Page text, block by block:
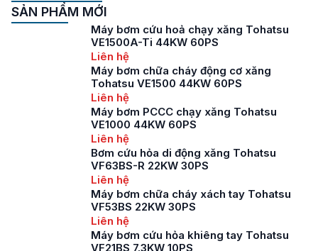
SẢN PHẨM MỚI
Máy bơm cứu hoả chạy xăng Tohatsu
VE1500A-Ti 44KW 60PS
Liên hệ
Máy bơm chữa cháy động cơ xăng
Tohatsu VE1500 44KW 60PS
Liên hệ
Máy bơm PCCC chạy xăng Tohatsu
VE1000 44KW 60PS
Liên hệ
Bơm cứu hỏa di động xăng Tohatsu
VF63BS-R 22KW 30PS
Liên hệ
Máy bơm chữa cháy xách tay Tohatsu
VF53BS 22KW 30PS
Liên hệ
Máy bơm cứu hỏa khiêng tay Tohatsu
VF21BS 7.3KW 10PS